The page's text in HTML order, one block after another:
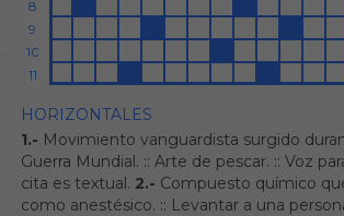
HORIZONTALES
1.- Movimiento vanguardista surgido
Guerra Mundial. :: Arte de pescar. :: Voz
cita es textual. 2.- Compuesto químico
como anestésico. :: Levantar a una